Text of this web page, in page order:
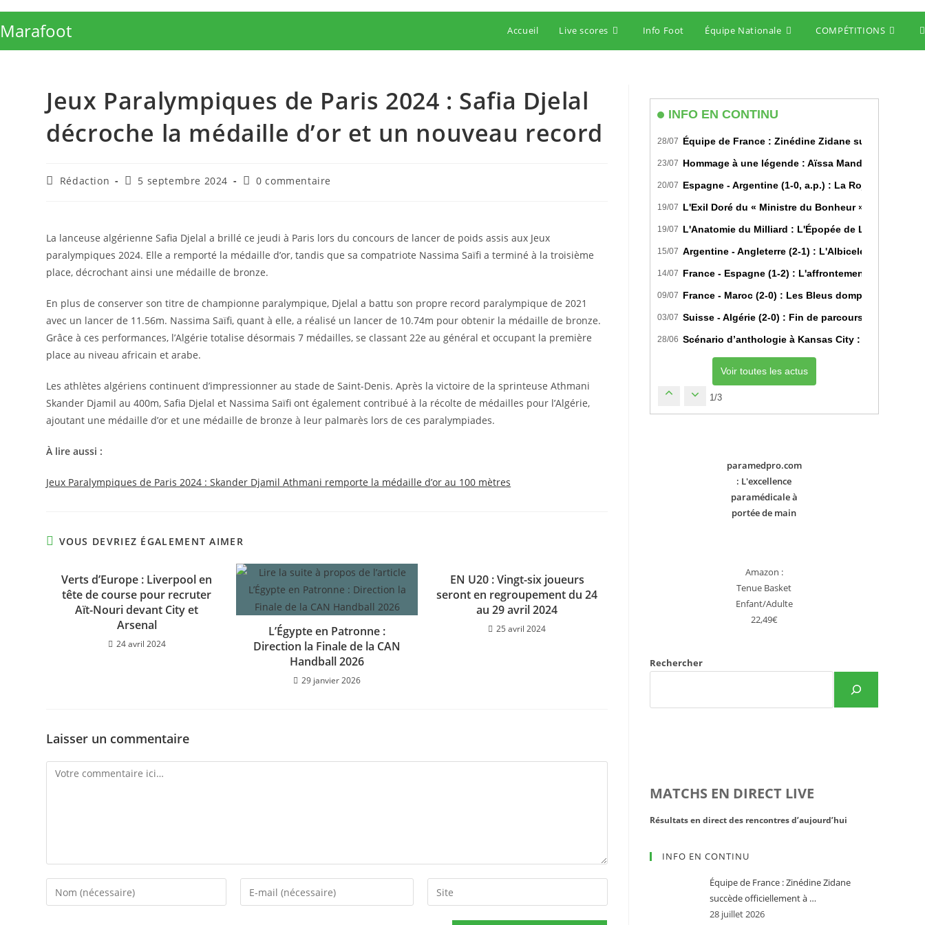
toMarafoot Accueil Live scores Info Foot Équipe Nationale COMPÉTITIONS
INFO EN CONTINU
28/07 Équipe de France : Zinédine Zidane succède
23/07 Hommage à une légende : Aïssa Mandi tire sa
20/07 Espagne - Argentine (1-0, a.p.) : La Roja sur le
19/07 L'Exil Doré du « Ministre du Bonheur » : Dans les
19/07 L'Anatomie du Milliard : L'Épopée de Lamine
15/07 Argentine - Angleterre (2-1) : L'Albiceleste
14/07 France - Espagne (1-2) : L'affrontement tactique
09/07 France - Maroc (2-0) : Les Bleus domptent les
03/07 Suisse - Algérie (2-0) : Fin de parcours pour les
28/06 Scénario d’anthologie à Kansas City : L’Algérie
Voir toutes les actus
1/3
paramedpro.com
: L'excellence
paramédicale à
portée de main
Amazon :
Tenue Basket
Enfant/Adulte
22,49€
Rechercher
MATCHS EN DIRECT LIVE
Résultats en direct des rencontres d’aujourd’hui
INFO EN CONTINU
Équipe de France : Zinédine Zidane
succède officiellement à …
28 juillet 2026
Jeux Paralympiques de Paris 2024 : Safia Djelal
décroche la médaille d’or et un nouveau record
Auteur/autrice
Rédaction
Publication
5 septembre 2024
Commentaires
0 commentaire
La lanceuse algérienne Safia Djelal a brillé ce jeudi à Paris lors du concours de lancer de poids assis aux Jeux
paralympiques 2024. Elle a remporté la médaille d’or, tandis que sa compatriote Nassima Saïfi a terminé à la troisième
place, décrochant ainsi une médaille de bronze.
En plus de conserver son titre de championne paralympique, Djelal a battu son propre record paralympique de 2021
avec un lancer de 11.56m. Nassima Saïfi, quant à elle, a réalisé un lancer de 10.74m pour obtenir la médaille de bronze.
Grâce à ces performances, l’Algérie totalise désormais 7 médailles, se classant 22e au général et occupant la première
place au niveau africain et arabe.
Les athlètes algériens continuent d’impressionner au stade de Saint-Denis. Après la victoire de la sprinteuse Athmani
Skander Djamil au 400m, Safia Djelal et Nassima Saïfi ont également contribué à la récolte de médailles pour l’Algérie,
ajoutant une médaille d’or et une médaille de bronze à leur palmarès lors de ces paralympiades.
À lire aussi :
Jeux Paralympiques de Paris 2024 : Skander Djamil Athmani remporte la médaille d’or au 100 mètres
VOUS DEVRIEZ ÉGALEMENT AIMER
Verts d’Europe : Liverpool en
tête de course pour recruter
Aït-Nouri devant City et
Arsenal
24 avril 2024
L’Égypte en Patronne :
Direction la Finale de la CAN
Handball 2026
29 janvier 2026
EN U20 : Vingt-six joueurs
seront en regroupement du 24
au 29 avril 2024
25 avril 2024
Laisser un commentaire
Comment
Enter
your
Enter
your
Saisir
l’URL